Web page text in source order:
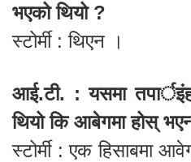
भएको थियो ?
स्टोर्मी : थिएन ।
आई.टी. : यसमा
थियो कि आबेगमा होस्
स्टोर्मी : एक हिसाबमा